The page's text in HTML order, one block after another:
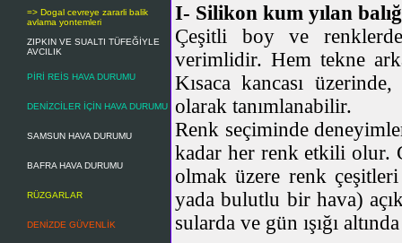
=> Dogal cevreye zararli balik
avlama yontemleri
ZIPKIN VE SUALTI TÜFEĞİYLE
AVCILIK
PİRİ REİS HAVA DURUMU
DENİZCİLER İÇİN HAVA DURUMU
SAMSUN HAVA DURUMU
BAFRA HAVA DURUMU
RÜZGARLAR
DENİZDE GÜVENLİK
I- Silikon kum yılan
Çeşitli boy ve
verimlidir. Hem tekne
Kısaca kancası
olarak tanımlanabilir.
Renk seçiminde
kadar her renk etkili olur.
olmak üzere renk
yada bulutlu bir hava)
sularda ve gün ışığı